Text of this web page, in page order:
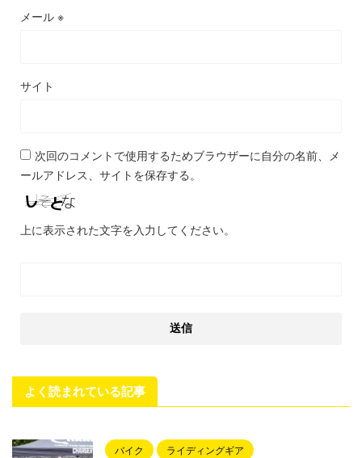
メール ※
サイト
次回のコメントで使用するためブラウザーに自分の名前、メ
ールアドレス、サイトを保存する。
上に表示された文字を入力してください。
よく読まれている記事
バイク ライディングギア